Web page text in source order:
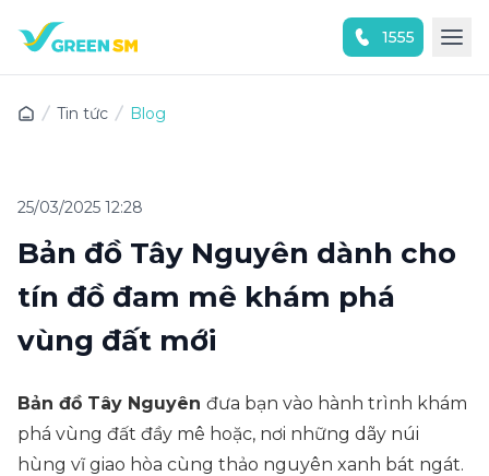
1555
Tin tức Blog
25/03/2025 12:28
Bản đồ Tây Nguyên dành cho
tín đồ đam mê khám phá
vùng đất mới
Bản đồ Tây Nguyên đưa bạn vào hành trình khám
phá vùng đất đầy mê hoặc, nơi những dãy núi
hùng vĩ giao hòa cùng thảo nguyên xanh bát ngát.